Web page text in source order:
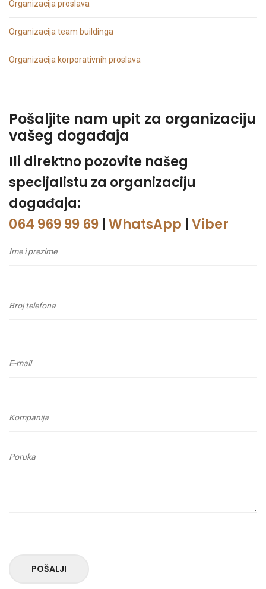
Organizacija proslava
Organizacija team buildinga
Organizacija korporativnih proslava
Pošaljite nam upit za organizaciju
vašeg događaja
Ili direktno pozovite našeg
specijalistu za organizaciju
događaja:
064 969 99 69 WhatsApp Viber
POŠALJI